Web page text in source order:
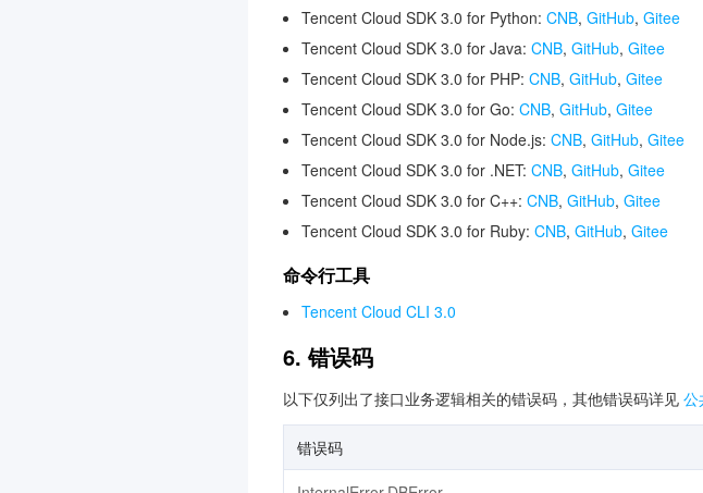
Tencent Cloud SDK 3.0 for Python: CNB, GitHub, Gitee
Tencent Cloud SDK 3.0 for Java: CNB, GitHub, Gitee
Tencent Cloud SDK 3.0 for PHP: CNB, GitHub, Gitee
Tencent Cloud SDK 3.0 for Go: CNB, GitHub, Gitee
Tencent Cloud SDK 3.0 for Node.js: CNB, GitHub, Gitee
Tencent Cloud SDK 3.0 for .NET: CNB, GitHub, Gitee
Tencent Cloud SDK 3.0 for C++: CNB, GitHub, Gitee
Tencent Cloud SDK 3.0 for Ruby: CNB, GitHub, Gitee
命令行工具
Tencent Cloud CLI 3.0
6. 错误码
以下仅列出了接口业务逻辑相关的错误码，其他错误码详见 公
错误码